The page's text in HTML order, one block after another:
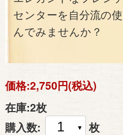
センターを自分流の
んでみませんか？
価格:2,750円(税込)
在庫:2枚
購入数:
枚